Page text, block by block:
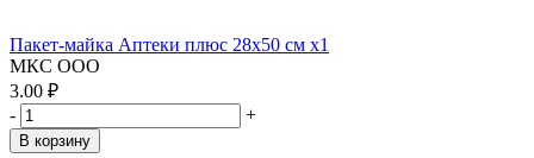
Пакет-майка Аптеки плюс 28х50 см x1
МКС ООО
3.00 ₽
-
+
В корзину